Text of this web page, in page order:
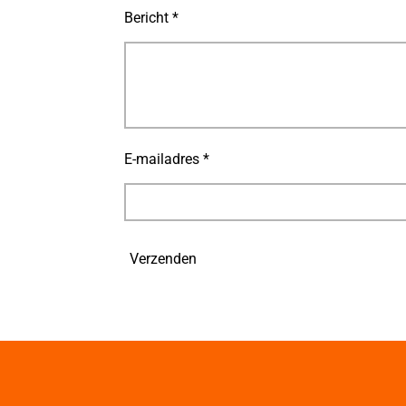
Bericht *
E-mailadres *
Verzenden